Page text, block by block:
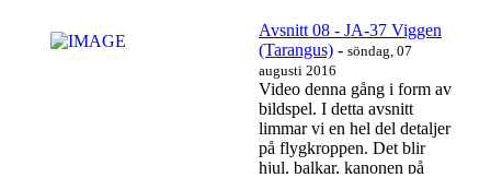
Läs mer…
Avsnitt 08 - JA-37 Viggen
(Tarangus) - söndag, 07
augusti 2016
Video denna gång i form av
bildspel. I detta avsnitt
limmar vi en hel del detaljer
på flygkroppen. Det blir
hjul, balkar, kanonen på